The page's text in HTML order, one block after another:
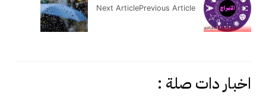
Previous Article
Next Article
اخبار دات صلة :